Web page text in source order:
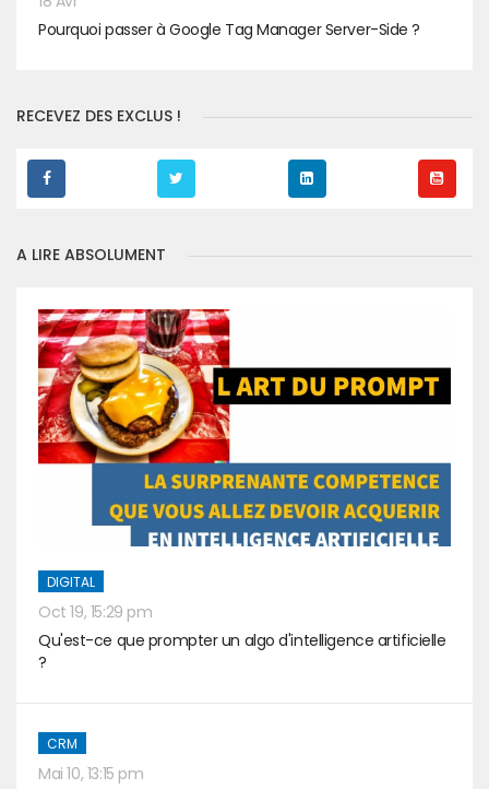
Pourquoi passer à Google Tag Manager Server-Side ?
RECEVEZ DES EXCLUS !
A LIRE ABSOLUMENT
DIGITAL
Oct 19, 15:29 pm
Qu'est-ce que prompter un algo d'intelligence artificielle
?
CRM
Mai 10, 13:15 pm